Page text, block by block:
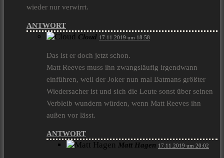
wieder nur verwirrt.
ANTWORT
Cloud 17.11.2019 um 18:58
Das ist er doch jetzt schon.
Matt Reeves muss ihn zwangsläufig irgendwann
einführen, weil der Joker nun mal Batmans größter
Wiedersacher ist und sich die Leute sonst über seinen
Verbleib wundern würden, wenn Matt Reeves ihn
außen vor lässt.
ANTWORT
Matt Hagen 17.11.2019 um 20:02